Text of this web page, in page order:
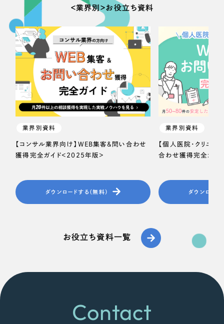
＜業界別＞お役立ち資料
業界別資料
【コンサル業界向け】WEB集客＆問い合わせ
獲得完全ガイド＜2025年版＞
ダウンロードする（無料）
業界別資料
【個人医院・クリニッ
合わせ獲得完全ガイ
ダウンロード
お役立ち資料一覧
Contact